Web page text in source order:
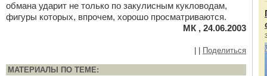
обмана ударит не только по закулисным кукловодам,
фигуры которых, впрочем, хорошо просматриваются.
МК , 24.06.2003
Поделиться
МАТЕРИАЛЫ ПО ТЕМЕ: